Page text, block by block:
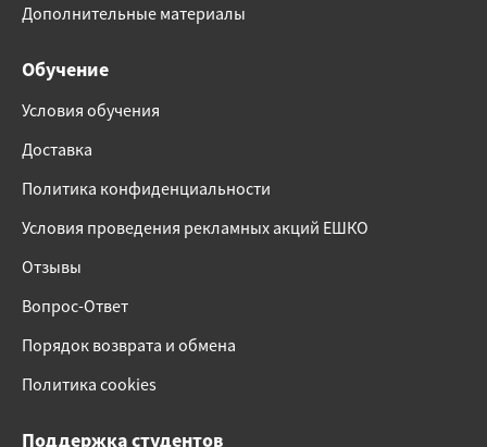
Дополнительные материалы
Обучение
Условия обучения
Доставка
Политика конфиденциальности
Условия проведения рекламных акций ЕШКО
Отзывы
Вопрос-Ответ
Порядок возврата и обмена
Политика cookies
Поддержка студентов